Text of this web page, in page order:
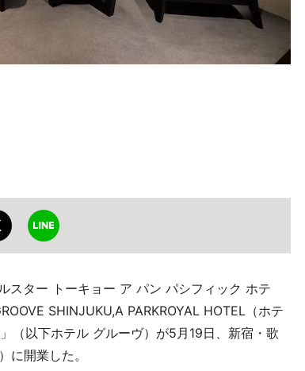
スター トーキョー ア パン パシフィック ホテ
SHINJUKU,A PARKROYAL HOTEL（ホテ
（以下ホテル グルーヴ）が5月19日、新宿・歌
に開業した。